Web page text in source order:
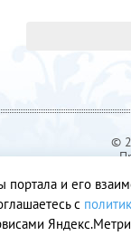
©
портала и его
с